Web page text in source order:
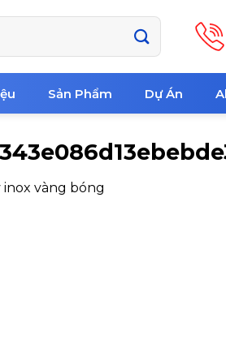
Sản Phẩm Dự Án
vàng bóng